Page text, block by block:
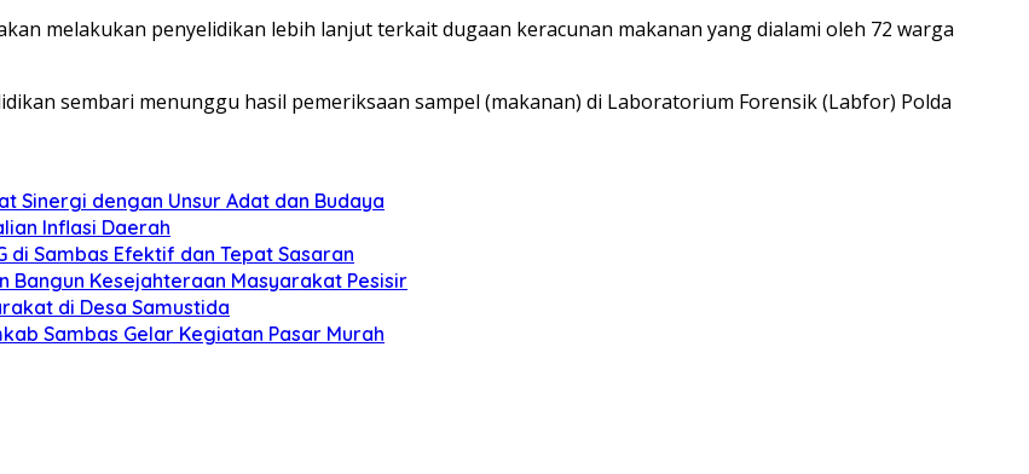
melakukan penyelidikan lebih lanjut terkait dugaan keracunan makanan yang dialami oleh 72 warga
sembari menunggu hasil pemeriksaan sampel (makanan) di Laboratorium Forensik (Labfor) Polda
Sinergi dengan Unsur Adat dan Budaya
Inflasi Daerah
di Sambas Efektif dan Tepat Sasaran
Bangun Kesejahteraan Masyarakat Pesisir
di Desa Samustida
Sambas Gelar Kegiatan Pasar Murah